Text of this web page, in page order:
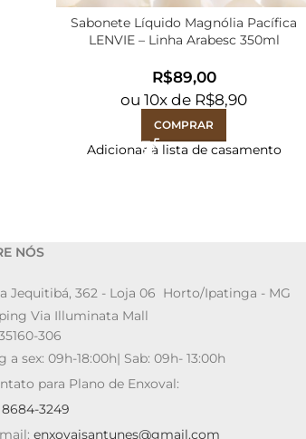
Sabonete Líquido Magnólia Pacífica
LENVIE – Linha Arabesc 350ml
R$
ou10x de R$8,90
COMPRAR
Adicionar à lista de casamento
NÓS
Jequitibá, 362 - Loja 06 Horto/Ipatinga - MG
Via Illuminata Mall
306
a sex: 09h-18:00h| Sab: 09h- 13:00h
para Plano de Enxoval:
8684-3249
enxovaisantunes@gmail.com